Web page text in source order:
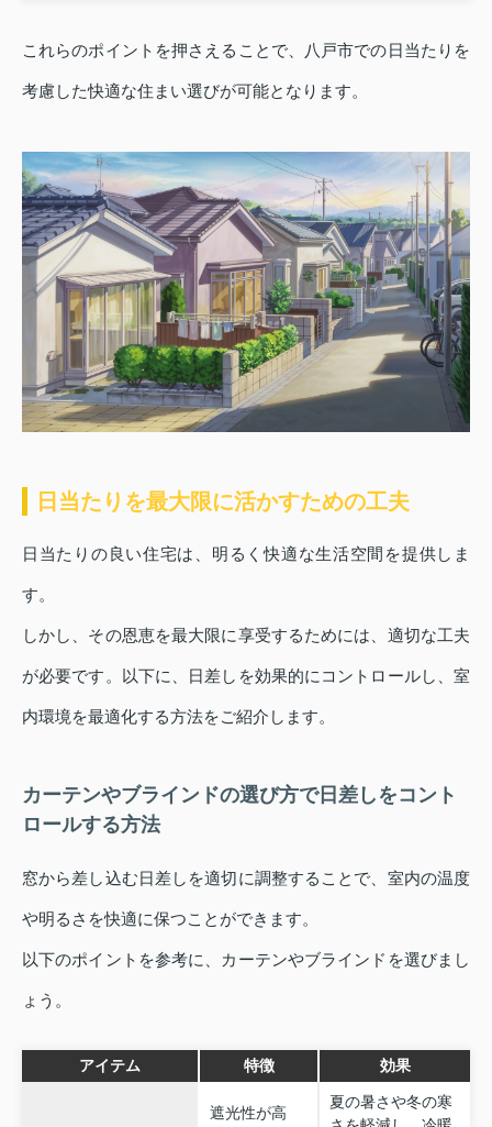
これらのポイントを押さえることで、八戸市での日当たりを
考慮した快適な住まい選びが可能となります。
日当たりを最大限に活かすための工夫
日当たりの良い住宅は、明るく快適な生活空間を提供しま
す。
しかし、その恩恵を最大限に享受するためには、適切な工夫
が必要です。以下に、日差しを効果的にコントロールし、室
内環境を最適化する方法をご紹介します。
カーテンやブラインドの選び方で日差しをコント
ロールする方法
窓から差し込む日差しを適切に調整することで、室内の温度
や明るさを快適に保つことができます。
以下のポイントを参考に、カーテンやブラインドを選びまし
ょう。
アイテム 特徴 効果
遮光性が高
夏の暑さや冬の寒